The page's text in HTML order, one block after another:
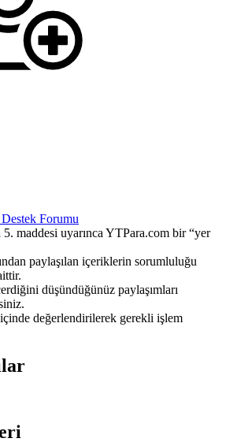
Forumu
5. maddesi uyarınca YTPara.com bir “yer
paylaşılan içeriklerin sorumluluğu
düşündüğünüz paylaşımları
değerlendirilerek gerekli işlem